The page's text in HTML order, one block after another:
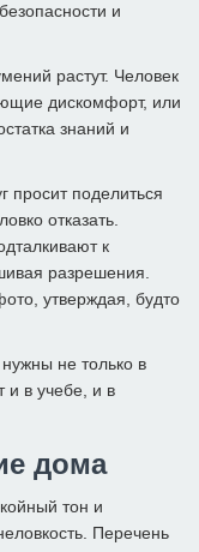
и
растут. Человек
дискомфорт, или
знаний и
просит поделиться
отказать.
к
разрешения.
утверждая, будто
не только в
и в учебе, и в
дома
тон и
Перечень